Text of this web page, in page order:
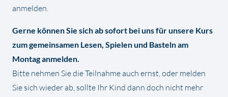
anmelden.
Gerne können Sie sich ab sofort bei uns für unsere Kurs
zum gemeinsamen Lesen, Spielen und Basteln am
Montag anmelden.
Bitte nehmen Sie die Teilnahme auch ernst, oder melden
Sie sich wieder ab, sollte Ihr Kind dann doch nicht mehr